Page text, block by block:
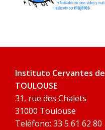
Instituto Cervantes de
TOULOUSE
31, rue des Chalets
31000 Toulouse
Teléfono: 33 5 61 62 80